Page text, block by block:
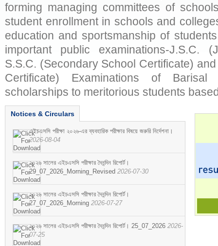
forming managing committees of
student enrollment in schools and
education and sportsmanship of
important public examinations-J.S.C.
S.S.C. (Secondary School Certificate)
Certificate) Examinations of
scholarships to meritorious students
Notices & Circulars
এইচএসসি পরীক্ষা ২০২৬-এর ব্যবহারিক পরীক্ষার বিষয়ে জরুরি নির্দেশনা।
2026-08-04
২০২৬ সালের এইচএসসি পরীক্ষার দৈনন্দিন রিপোর্ট।
29_07_2026_Morning_Revised 2026-07-30
২০২৬ সালের এইচএসসি পরীক্ষার দৈনন্দিন রিপোর্ট।
27_07_2026_Morning 2026-07-27
২০২৬ সালের এইচএসসি পরীক্ষার দৈনন্দিন রিপোর্ট। 25_07_2026 2026-
07-25